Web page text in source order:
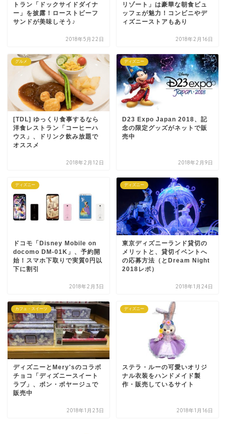
トラン「ドックサイドダイナ
ー」を披露！ローストビーフ
サンドが美味しそう♪
2018年5月22日
リゾート」は豪華な朝食ビュ
ッフェが魅力！コンビニやデ
ィズニーストアもあり
2018年2月16日
グルメ
[TDL] ゆっくり食事するなら
洋食レストラン「コーヒーハ
ウス」、ドリンク飲み放題で
オススメ
2018年2月12日
ディズニー
D23 Expo Japan 2018、記
念の限定グッズがネットで販
売中
2018年2月9日
ディズニー
ドコモ「Disney Mobile on
docomo DM-01K」、予約開
始！スマホ下取りで実質0円以
下に割引
2018年2月3日
ディズニー
東京ディズニーランド貸切の
メリットと、貸切イベントへ
の応募方法（とDream Night
2018レポ）
2018年1月24日
カフェ・スイーツ
ディズニーとMery'sのコラボ
チョコ「ディズニースイート
ラブ」、ボン・ボヤージュで
販売中
2018年1月23日
ディズニー
ステラ・ルーの可愛いオリジ
ナル衣装をハンドメイド製
作・販売しているサイト
2018年1月16日